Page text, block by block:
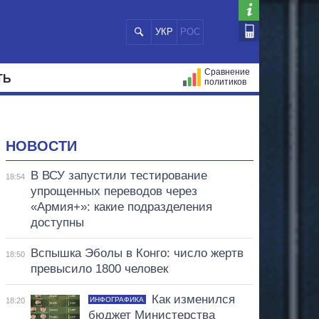
УКР РОС
Сравнение
политиков
НОВОСТИ
18:54
В ВСУ запустили тестирование
упрощенных переводов через
«Армия+»: какие подразделения
доступны
18:50
Вспышка Эболы в Конго: число жертв
превысило 1800 человек
18:20 ИНФОГРАФИКА
Как изменился
бюджет Министерства